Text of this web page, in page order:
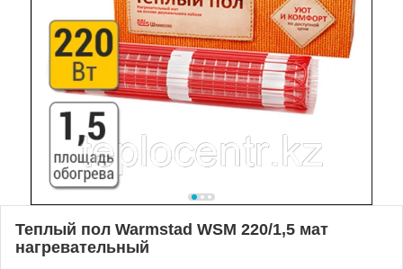
Теплый пол Warmstad WSM 220/1,5 мат
нагревательный